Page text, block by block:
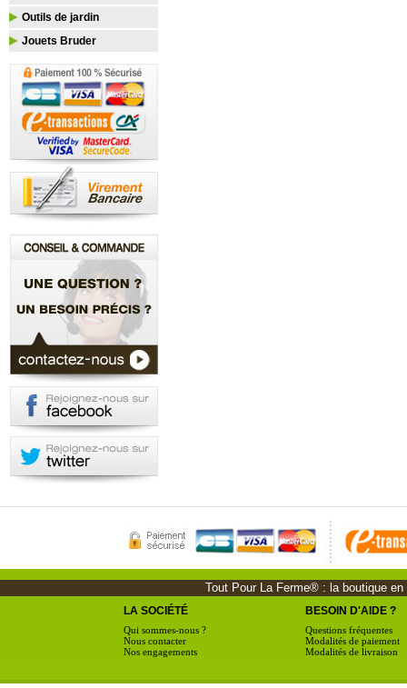
Outils de jardin
Jouets Bruder
Tout Pour La Ferme® : la boutique
LA SOCIÉTÉ
Qui sommes-nous ?
Nous contacter
Nos engagements
BESOIN D'AIDE ?
Questions fréquentes
Modalités de paiement
Modalités de livraison